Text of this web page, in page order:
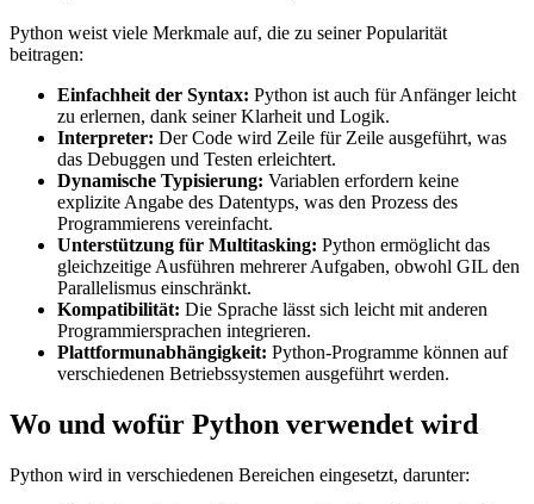
Python weist viele Merkmale auf, die zu seiner Popularität
beitragen:
Einfachheit der Syntax: Python ist auch für Anfänger leicht
zu erlernen, dank seiner Klarheit und Logik.
Interpreter: Der Code wird Zeile für Zeile ausgeführt, was
das Debuggen und Testen erleichtert.
Dynamische Typisierung: Variablen erfordern keine
explizite Angabe des Datentyps, was den Prozess des
Programmierens vereinfacht.
Unterstützung für Multitasking: Python ermöglicht das
gleichzeitige Ausführen mehrerer Aufgaben, obwohl GIL den
Parallelismus einschränkt.
Kompatibilität: Die Sprache lässt sich leicht mit anderen
Programmiersprachen integrieren.
Plattformunabhängigkeit: Python-Programme können auf
verschiedenen Betriebssystemen ausgeführt werden.
Wo und wofür Python verwendet wird
Python wird in verschiedenen Bereichen eingesetzt, darunter: